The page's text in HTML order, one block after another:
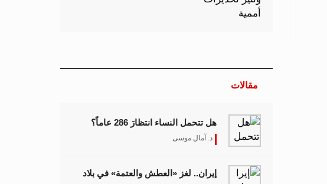
مقالات
هل تتحمل النساء انتظارَ 286 عاماً؟
د. آمال موسى
إيران.. لغز «العطش والعتمة» في بلاد